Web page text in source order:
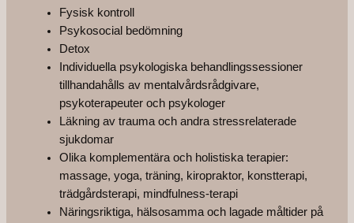
Fysisk kontroll
Psykosocial bedömning
Detox
Individuella psykologiska behandlingssessioner
tillhandahålls av mentalvårdsrådgivare,
psykoterapeuter och psykologer
Läkning av trauma och andra stressrelaterade
sjukdomar
Olika komplementära och holistiska terapier:
massage, yoga, träning, kiropraktor, konstterapi,
trädgårdsterapi, mindfulness-terapi
Näringsriktiga, hälsosamma och lagade måltider på